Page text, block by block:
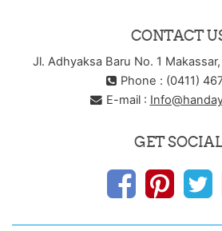
CONTACT
Jl. Adhyaksa Baru No. 1
Phone : (0411)
E-mail :
GET